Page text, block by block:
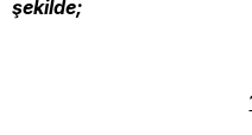
şekilde;